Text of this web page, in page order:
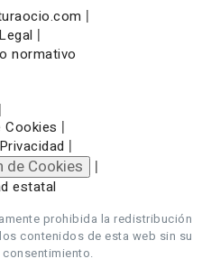
|
|
normativo
|
Cookies |
|
de Cookies |
estatal
prohibida la redistribución
contenidos de esta web sin su